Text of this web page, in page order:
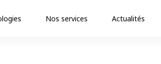
Nos services Actualités